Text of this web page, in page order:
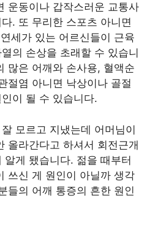
운동이나 갑작스러운 교통사
. 또 무리한 스포츠 아니면
세가 있는 어르신들이 근육
의 손상을 초래할 수 있습니
많은 어깨와 손사용, 혈액순
절염 아니면 낙상이나 골절
이 될 수 있습니다.
모르고 지냈는데 어머님이
올라간다고 하셔서 회전근개
알게 됐습니다. 젊을 때부터
쓰신 게 원인이 아닐까 생각
들의 어깨 통증의 흔한 원인